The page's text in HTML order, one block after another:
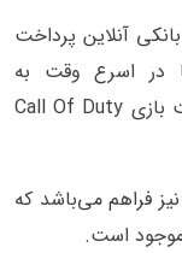
آنلاین پرداخت
در اسرع وقت به
درخواست شما رسیدگی کرده و حساب اکانت بازی Call Of Duty
فراهم می‌باشد که
است.